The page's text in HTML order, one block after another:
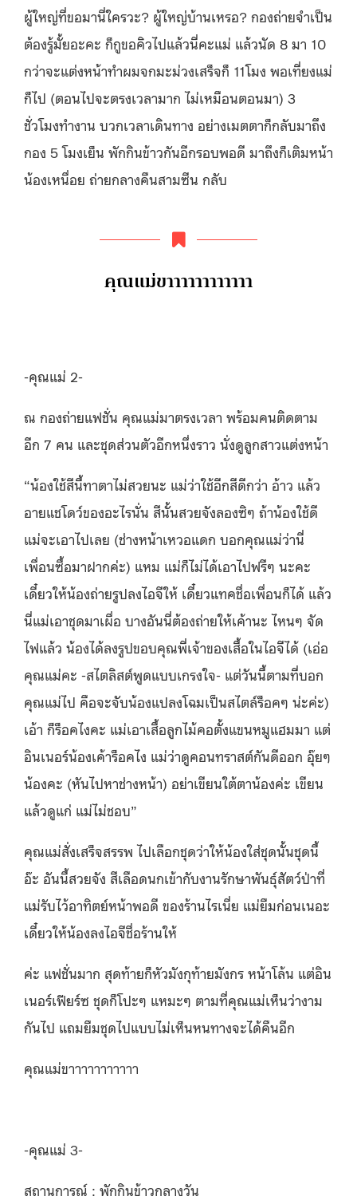
ผู้ใหญ่ที่ขอมานี่ใครวะ? ผู้ใหญ่บ้านเหรอ? กองถ่ายจำเป็น
ต้องรู้มั้ยอะคะ ก็กูขอคิวไปแล้วนี่คะแม่ แล้วนัด 8 มา 10
กว่าจะแต่งหน้าทำผมจกมะม่วงเสร็จก็ 11โมง พอเที่ยงแม่
ก็ไป (ตอนไปจะตรงเวลามาก ไม่เหมือนตอนมา) 3
ชั่วโมงทำงาน บวกเวลาเดินทาง อย่างเมตตาก็กลับมาถึง
กอง 5 โมงเย็น พักกินข้าวกันอีกรอบพอดี มาถึงก็เติมหน้า
น้องเหนื่อย ถ่ายกลางคืนสามซีน กลับ
คุณแม่ขาาาาาาาาาาาา
-คุณแม่ 2-
ณ กองถ่ายแฟชั่น คุณแม่มาตรงเวลา พร้อมคนติดตาม
อีก 7 คน และชุดส่วนตัวอีกหนึ่งราว นั่งดูลูกสาวแต่งหน้า
“น้องใช้สีนี้ทาตาไม่สวยนะ แม่ว่าใช้อีกสีดีกว่า อ้าว แล้ว
อายแชโดว์ของอะไรนั่น สีนั้นสวยจังลองซิๆ ถ้าน้องใช้ดี
แม่จะเอาไปเลย (ช่างหน้าเหวอแดก บอกคุณแม่ว่านี่
เพื่อนซื้อมาฝากค่ะ) แหม แม่ก็ไม่ได้เอาไปฟรีๆ นะคะ
เดี๋ยวให้น้องถ่ายรูปลงไอจีให้ เดี๋ยวแทคชื่อเพื่อนก็ได้ แล้ว
นี่แม่เอาชุดมาเผื่อ บางอันนี่ต้องถ่ายให้เค้านะ ไหนๆ จัด
ไฟแล้ว น้องได้ลงรูปขอบคุณพี่เจ้าของเสื้อในไอจีได้ (เอ่อ
คุณแม่คะ -สไตลิสต์พูดแบบเกรงใจ- แต่วันนี้ตามที่บอก
คุณแม่ไป คือจะจับน้องแปลงโฉมเป็นสไตล์ร็อคๆ น่ะค่ะ)
เอ้า ก็ร็อคไงคะ แม่เอาเสื้อลูกไม้คอตั้งแขนหมูแฮมมา แต่
อินเนอร์น้องเค้าร็อคไง แม่ว่าดูคอนทราสต์กันดีออก อุ๊ยๆ
น้องคะ (หันไปหาช่างหน้า) อย่าเขียนใต้ตาน้องค่ะ เขียน
แล้วดูแก่ แม่ไม่ชอบ”
คุณแม่สั่งเสร็จสรรพ ไปเลือกชุดว่าให้น้องใส่ชุดนั้นชุดนี้
อ๊ะ อันนี้สวยจัง สีเลือดนกเข้ากับงานรักษาพันธุ์สัตว์ป่าที่
แม่รับไว้อาทิตย์หน้าพอดี ของร้านไรเนี่ย แม่ยืมก่อนเนอะ
เดี๋ยวให้น้องลงไอจีชื่อร้านให้
ค่ะ แฟชั่นมาก สุดท้ายก็หัวมังกุท้ายมังกร หน้าโล้น แต่อิน
เนอร์เฟียร์ซ ชุดก็โปะๆ แหมะๆ ตามที่คุณแม่เห็นว่างาม
กันไป แถมยืมชุดไปแบบไม่เห็นหนทางจะได้คืนอีก
คุณแม่ขาาาาาาาาาาา
-คุณแม่ 3-
สถานการณ์ : พักกินข้าวกลางวัน